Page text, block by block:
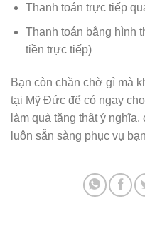
Thanh toán trực tiếp
Thanh toán bằng hình
tiền trực tiếp)
Bạn còn chần chờ gì mà
tại Mỹ Đức để có ngay
làm quà tặng thật ý
luôn sẵn sàng phục vụ